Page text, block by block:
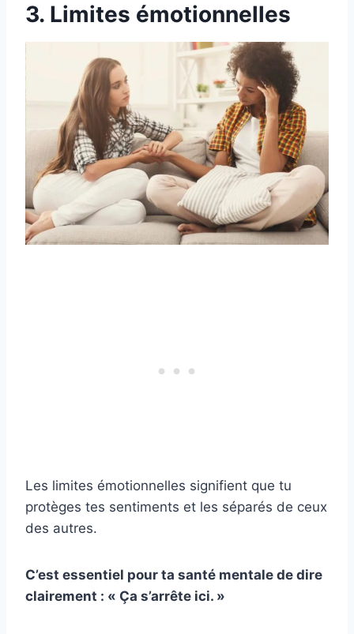
3. Limites émotionnelles
Les limites émotionnelles signifient que tu
protèges tes sentiments et les séparés de ceux
des autres.
C’est essentiel pour ta santé mentale de dire
clairement : « Ça s’arrête ici. »